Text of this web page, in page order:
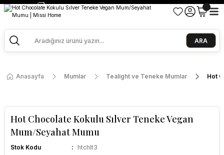
2500 TL ve Üzeri Alışverişlerde Kargo Bedava!
Missi Kokularda 3 Al 2 Öde
ARA
Anasayfa Mumlar Tealight ve Teneke Mumlar Hot
Hot Chocolate Kokulu Sılver Teneke Vegan
Mum/Seyahat Mumu
Stok Kodu
htchlt3